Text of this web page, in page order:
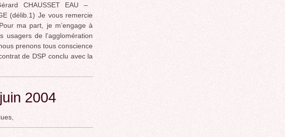
CHAUSSET EAU –
(délib.1) Je vous remercie
ma part, je m’engage à
de l’agglomération
prenons tous conscience
de DSP conclu avec la
2004